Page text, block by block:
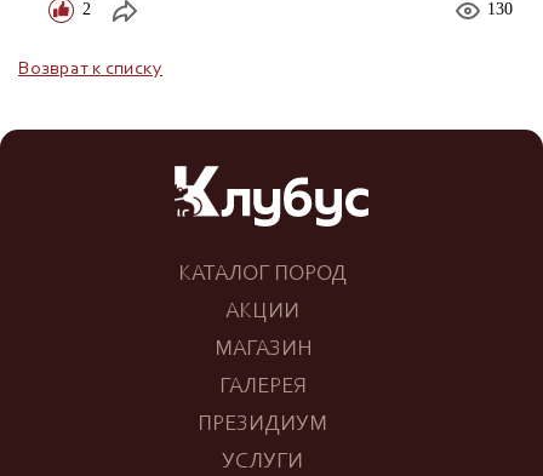
2 130
Возврат к списку
КАТАЛОГ ПОРОД
АКЦИИ
МАГАЗИН
ГАЛЕРЕЯ
ПРЕЗИДИУМ
УСЛУГИ